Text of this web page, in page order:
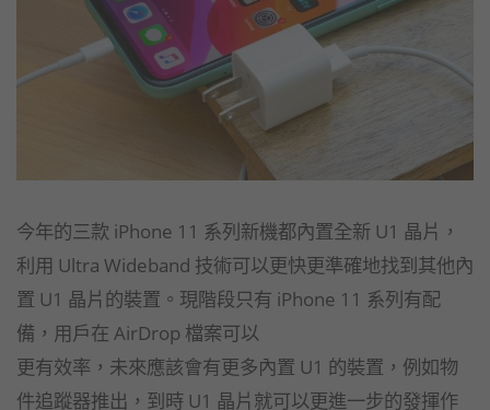
今年的三款 iPhone 11 系列新機都內置全新 U1 晶片，
利用 Ultra Wideband 技術可以更快更準確地找到其他內
置 U1 晶片的裝置。現階段只有 iPhone 11 系列有配
備，用戶在 AirDrop 檔案可以
更有效率，未來應該會有更多內置 U1 的裝置，例如物
件追蹤器推出，到時 U1 晶片就可以更進一步的發揮作